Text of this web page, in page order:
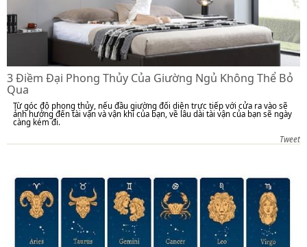
3 Điềm Đại Phong Thủy Của Giường Ngủ Không Thể Bỏ
Qua
Từ góc độ phong thủy, nếu đầu giường đối diện trực tiếp với cửa ra vào sẽ
ảnh hưởng đến tài vận và vận khí của bạn, về lâu dài tài vận của bạn sẽ ngày
càng kém đi.
Tweet